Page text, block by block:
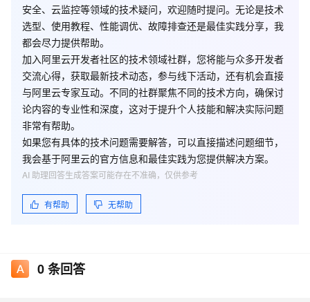
安全、云监控等领域的技术疑问，欢迎随时提问。无论是技术
选型、使用教程、性能调优、故障排查还是最佳实践分享，我
都会尽力提供帮助。
加入阿里云开发者社区的技术领域社群，您将能与众多开发者
交流心得，获取最新技术动态，参与线下活动，还有机会直接
与阿里云专家互动。不同的社群聚焦不同的技术方向，确保讨
论内容的专业性和深度，这对于提升个人技能和解决实际问题
非常有帮助。
如果您有具体的技术问题需要解答，可以直接描述问题细节，
我会基于阿里云的官方信息和最佳实践为您提供解决方案。
有帮助 无帮助
AI 助理回答生成答案可能存在不准确，仅供参考
0条回答